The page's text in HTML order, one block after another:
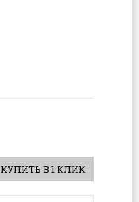
КУПИТЬ В 1 КЛИК